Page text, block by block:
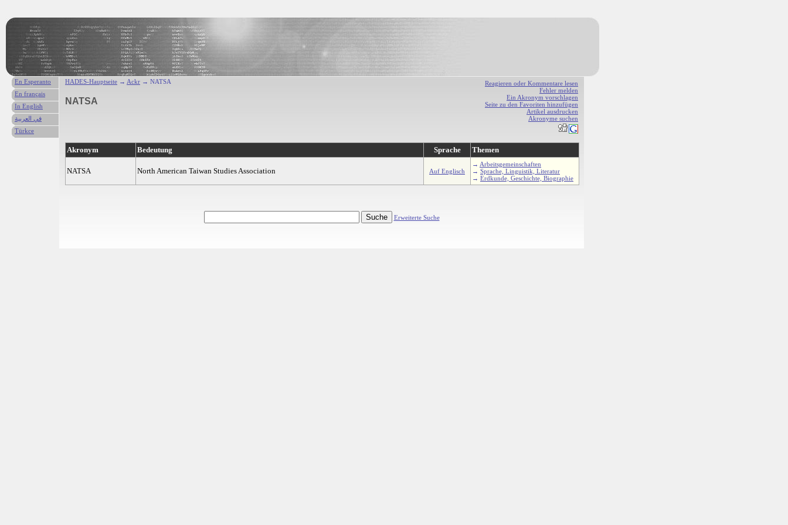
Reagieren oder Kommentare lesen
Fehler melden
Ein Akronym vorschlagen
Seite zu den Favoriten hinzufügen
Artikel ausdrucken
Akronyme suchen
HADES-Hauptseite → Ackr → NATSA
NATSA
Akronym Bedeutung Sprache Themen
NATSA North American Taiwan Studies Association Auf Englisch
→ Arbeitsgemeinschaften
→ Sprache, Linguistik, Literatur
→ Erdkunde, Geschichte, Biographie
Erweiterte Suche
En Esperanto
En français
In English
في العربية
Türkce